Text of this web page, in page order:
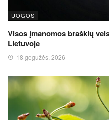
UOGOS
Visos įmanomos braškių
Lietuvoje
18 gegužės, 2026